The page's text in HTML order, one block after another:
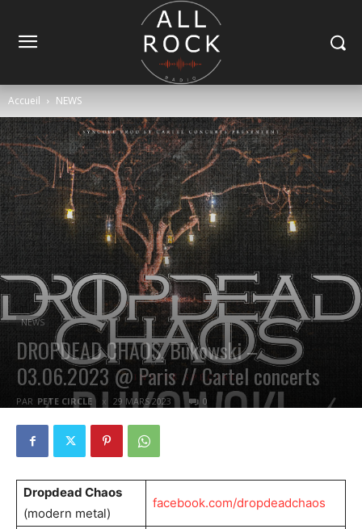
Accueil NEWS
NEWS
DROPDEAD CHAOS, Bukowski –
03.06.2023 @ Paris // Cartel concerts
PAR PETE CIRCLE 29 MARS 2023 0
Dropdead Chaos
(modern metal)
facebook.com/dropdeadchaos